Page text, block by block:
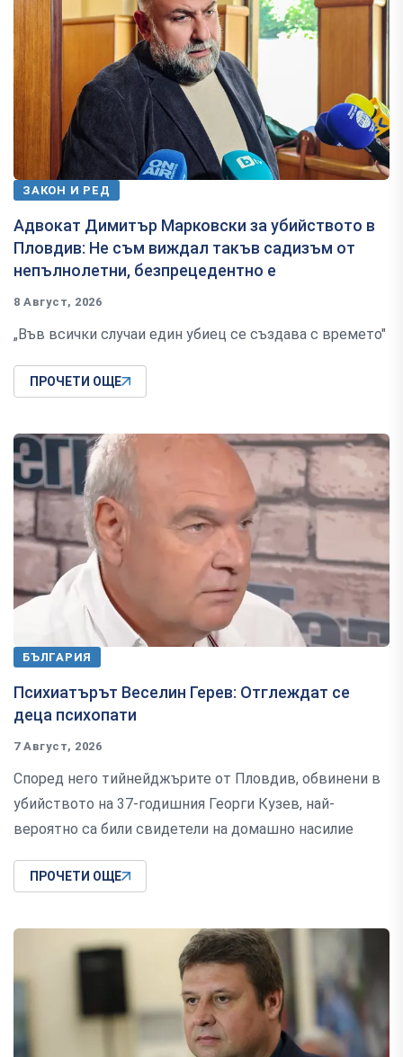
ЗАКОН И РЕД
Адвокат Димитър Марковски за убийството в
Пловдив: Не съм виждал такъв садизъм от
непълнолетни, безпрецедентно е
8 Август, 2026
„Във всички случаи един убиец се създава с времето"
ПРОЧЕТИ ОЩЕ
БЪЛГАРИЯ
Психиатърът Веселин Герев: Отглеждат се
деца психопати
7 Август, 2026
Според него тийнейджърите от Пловдив, обвинени в
убийството на 37-годишния Георги Кузев, най-
вероятно са били свидетели на домашно насилие
ПРОЧЕТИ ОЩЕ